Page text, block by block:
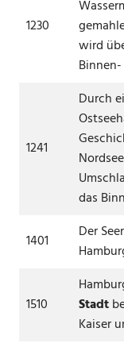
1230
wird
1241
Durch
das
1401
Der
1510
Stadt
Kaiser